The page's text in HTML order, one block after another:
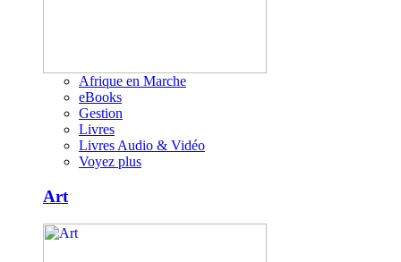
Afrique en Marche
eBooks
Gestion
Livres
Livres Audio & Vidéo
Voyez plus
Art